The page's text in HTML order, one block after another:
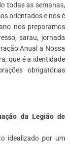
todas as semanas,
orientados e nos é
nos preparamos
sarau, jornada
Anual a Nossa
que é a identidade
obrigatórias
da Legião de
idealizado por um